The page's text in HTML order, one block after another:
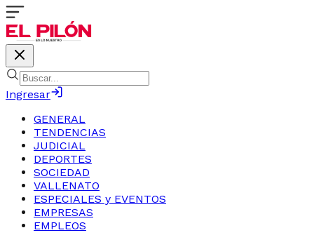
Ingresar
GENERAL
TENDENCIAS
JUDICIAL
DEPORTES
SOCIEDAD
VALLENATO
ESPECIALES y EVENTOS
EMPRESAS
EMPLEOS